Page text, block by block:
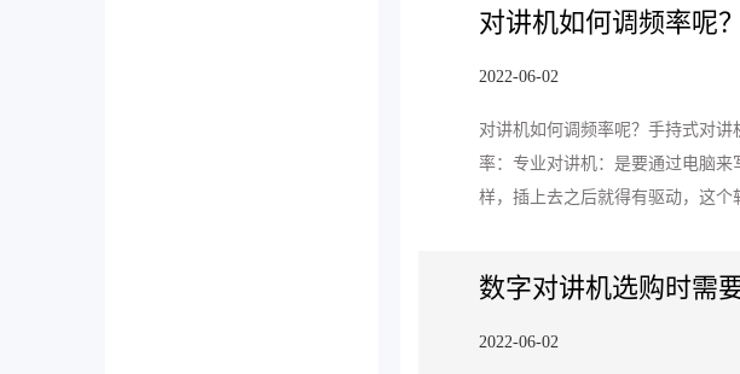
对讲机如何调频率呢
2022-06-02
对讲机如何调频率呢？手持式对
率：专业对讲机：是要通过电脑
样，插上去之后就得有驱动，这个
数字对讲机选购时需
2022-06-02